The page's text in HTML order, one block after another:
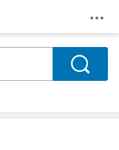
メ
検索